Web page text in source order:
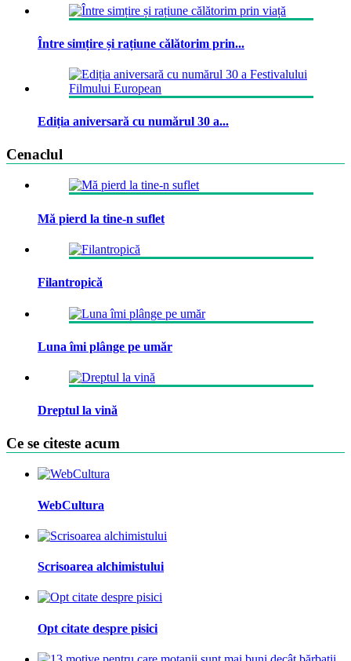
Între simțire și rațiune călătorim prin...
Ediția aniversară cu numărul 30 a...
Cenaclul
Mă pierd la tine-n suflet
Filantropică
Luna îmi plânge pe umăr
Dreptul la vină
Ce se citeste acum
WebCultura
Scrisoarea alchimistului
Opt citate despre pisici